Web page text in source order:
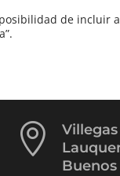
de incluir

Buenos